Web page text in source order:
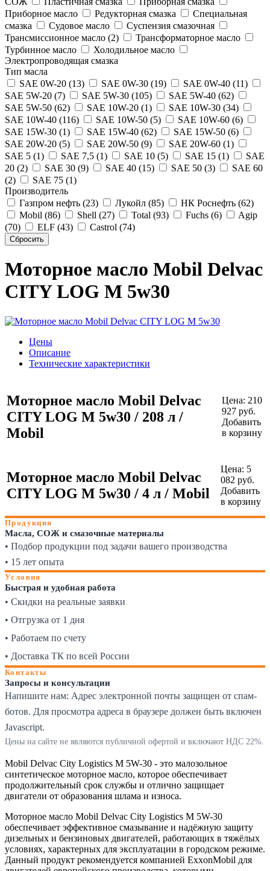
Приборное масло
Редукторная смазка
Специальная
смазка
Судовое масло
Суспензия смазочная
Трансмиссионное масло (2)
Трансформаторное масло
Турбинное масло
Холодильное масло
Электропроводящая смазка
Тип масла
SAE 0W-20 (13)
SAE 0W-30 (19)
SAE 0W-40 (11)
SAE 5W-20 (7)
SAE 5W-30 (105)
SAE 5W-40 (62)
SAE 5W-50 (62)
SAE 10W-20 (1)
SAE 10W-30 (34)
SAE 10W-40 (116)
SAE 10W-50 (5)
SAE 10W-60 (6)
SAE 15W-30 (1)
SAE 15W-40 (62)
SAE 15W-50 (6)
SAE 20W-20 (5)
SAE 20W-50 (9)
SAE 20W-60 (1)
SAE 5 (1)
SAE 7,5 (1) SAE 10 (5) SAE 15 (1)
SAE
20 (2)
SAE 30 (9) SAE 40 (15) SAE 50 (3)
SAE 60
(2)
SAE 75 (1)
Производитель
Газпром нефть (23)
Лукойл (85)
НК Роснефть (62)
Mobil (86)
Shell (27) Total (93) Fuchs (6)
Agip
(70)
ELF (43) Castrol (74)
Моторное масло Mobil Delvac
CITY LOG M 5w30
Цены
Описание
Технические характеристики
Моторное масло Mobil Delvac
CITY LOG M 5w30 / 208 л /
Mobil
Цена: 210
927 руб.
Добавить
в корзину
Моторное масло Mobil Delvac
CITY LOG M 5w30 / 4 л / Mobil
Цена: 5
082 руб.
Добавить
в корзину
Продукция
Масла, СОЖ и смазочные материалы
• Подбор продукции под задачи вашего производства
• 15 лет опыта
Условия
Быстрая и удобная работа
• Скидки на реальные заявки
• Отгрузка от 1 дня
• Работаем по счету
• Доставка ТК по всей России
Контакты
Запросы и консультации
Напишите нам: Адрес электронной почты защищен от спам-
ботов. Для просмотра адреса в браузере должен быть включен
Javascript.
Цены на сайте не являются публичной офертой и включают НДС 22%.
Mobil Delvac City Logistics M 5W-30 - это малозольное
синтетическое моторное масло, которое обеспечивает
продолжительный срок службы и отлично защищает
двигатели от образования шлама и износа.
Моторное масло Mobil Delvac City Logistics M 5W-30
обеспечивает эффективное смазывание и надёжную защиту
дизельных и бензиновых двигателей, работающих в тяжёлых
условиях, характерных для эксплуатации в городском режиме.
Данный продукт рекомендуется компанией ExxonMobil для